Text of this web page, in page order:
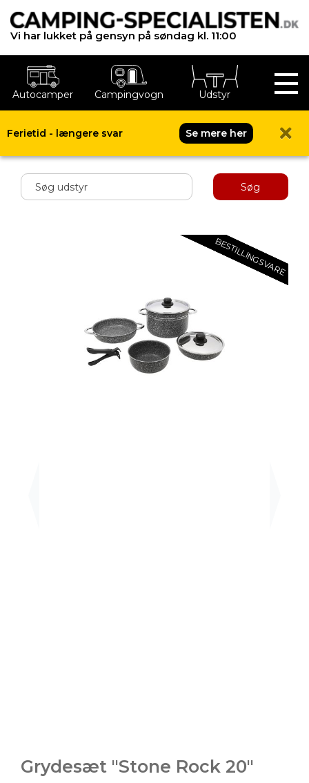
Vi har lukket på gensyn på søndag kl. 11:00
Autocamper Campingvogn Udstyr
Ferietid - længere svar
Se mere her
Søg
BESTILLINGSVARE
BESTILLINGSVARE
BESTILLINGSVARE
BESTILLINGSVARE
Grydesæt "Stone Rock 20"